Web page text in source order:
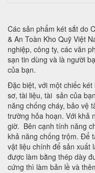
Các sản phẩm két sắt do
& An Toàn Kho Quỹ Việt
nghiệp, công ty, các văn
sạn tin dùng và là người
của bạn.
Đặc biệt, với một chiếc
sơ, tài liệu, tài sản của
năng chống cháy, bảo vệ
trường hỏa hoạn. Với khả
giờ. Bên cạnh tính năng
khả năng chống trộm. Để
vật liệu chính để sản xuất
được làm bằng thép dày
cứng thì làm bản lề và